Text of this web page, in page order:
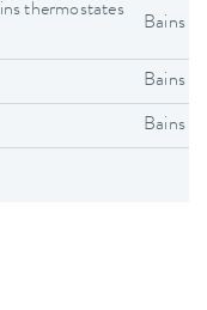
thermostates
Bains
Bains
Bains